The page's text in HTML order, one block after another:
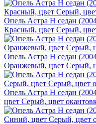
Опель Астра H седан
Красный, цвет Серый,
Опель Астра H седан
Оранжевый, цвет Серый,
Опель Астра H седан
цвет Серый, цвет